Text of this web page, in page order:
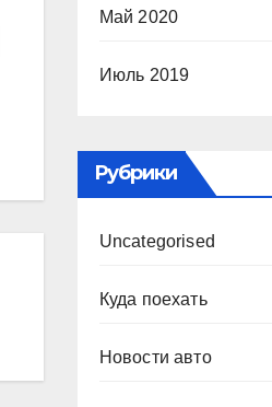
Май 2020
Июль 2019
Рубрики
Uncategorised
Куда поехать
Новости авто